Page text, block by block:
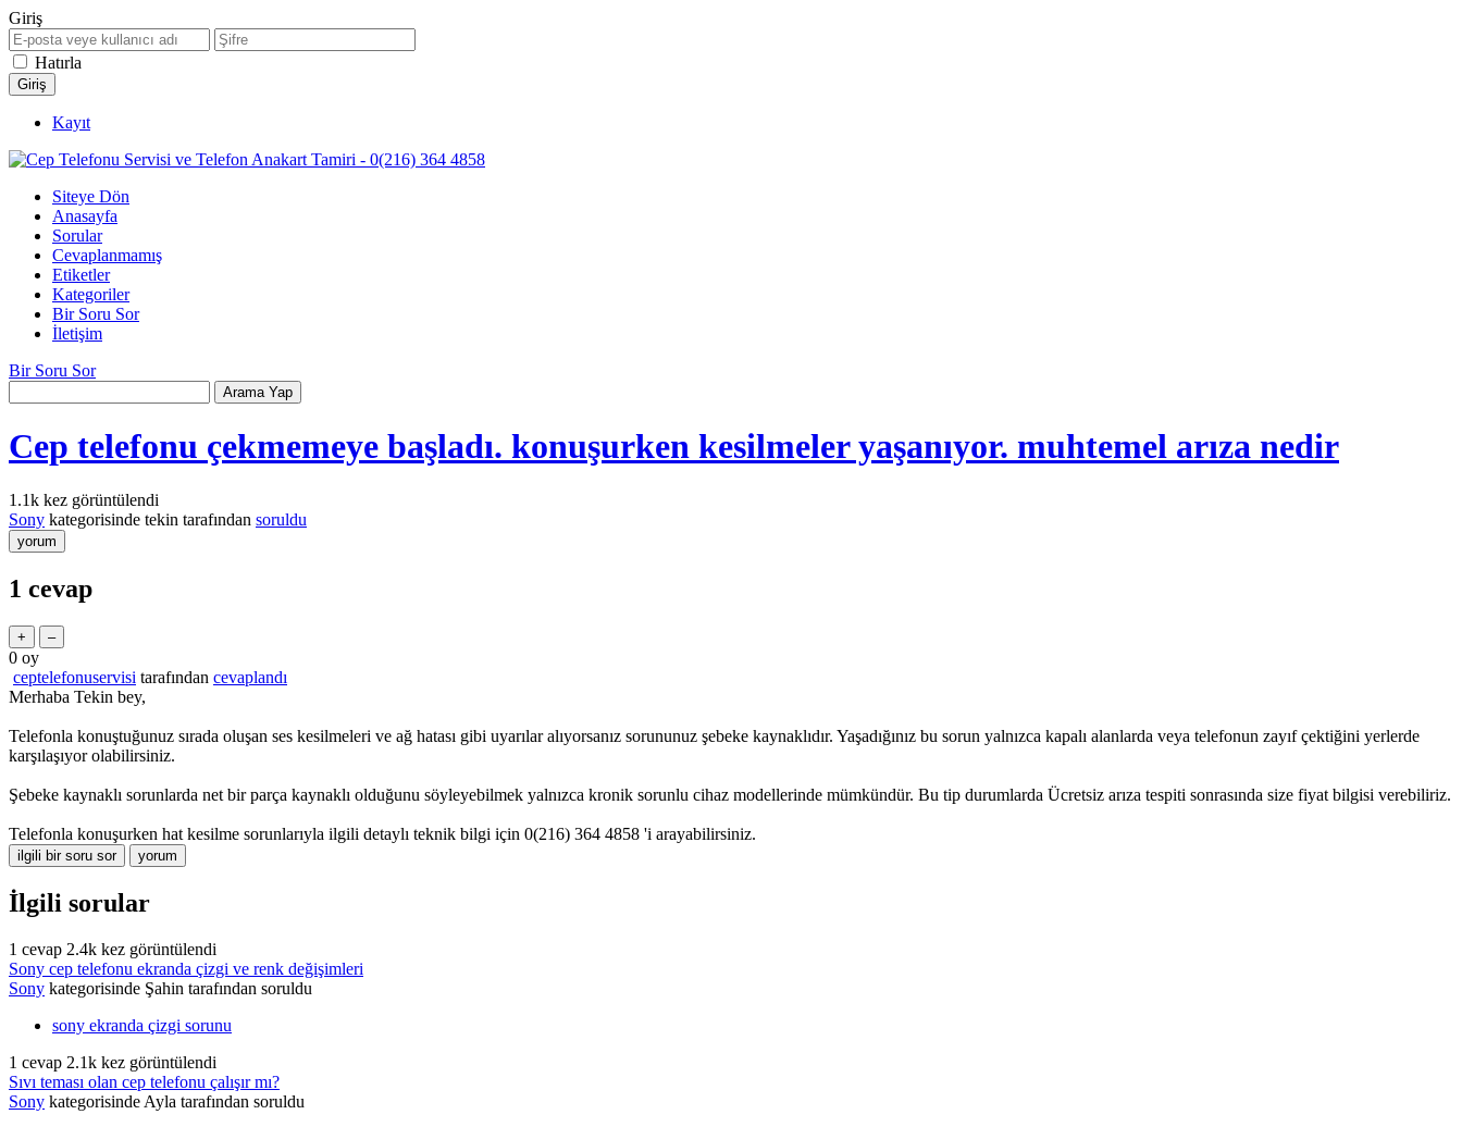
Giriş
Hatırla
Kayıt
Siteye Dön
Anasayfa
Sorular
Cevaplanmamış
Etiketler
Kategoriler
Bir Soru Sor
İletişim
Bir Soru Sor
Cep telefonu çekmemeye başladı. konuşurken kesilmeler yaşanıyor. muhtemel arıza nedir
1.1k kez görüntülendi
Sony kategorisinde tekin tarafından soruldu
1 cevap
0 oy
ceptelefonuservisi tarafından cevaplandı
Merhaba Tekin bey,
Telefonla konuştuğunuz sırada oluşan ses kesilmeleri ve ağ hatası gibi uyarılar alıyorsanız sorununuz şebeke kaynaklıdır. Yaşadığınız bu sorun yalnızca kapalı alanlarda veya telefonun zayıf çektiğini yerlerde
karşılaşıyor olabilirsiniz.
Şebeke kaynaklı sorunlarda net bir parça kaynaklı olduğunu söyleyebilmek yalnızca kronik sorunlu cihaz modellerinde mümkündür. Bu tip durumlarda Ücretsiz arıza tespiti sonrasında size fiyat bilgisi verebiliriz.
Telefonla konuşurken hat kesilme sorunlarıyla ilgili detaylı teknik bilgi için 0(216) 364 4858 'i arayabilirsiniz.
İlgili sorular
1 cevap 2.4k kez görüntülendi
Sony cep telefonu ekranda çizgi ve renk değişimleri
Sony kategorisinde Şahin tarafından soruldu
sony ekranda çizgi sorunu
1 cevap 2.1k kez görüntülendi
Sıvı teması olan cep telefonu çalışır mı?
Sony kategorisinde Ayla tarafından soruldu